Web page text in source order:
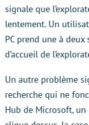
signale que
lentement. Un
PC prend une à
d’accueil de
Un autre problème
recherche qui ne
Hub de Microsoft,